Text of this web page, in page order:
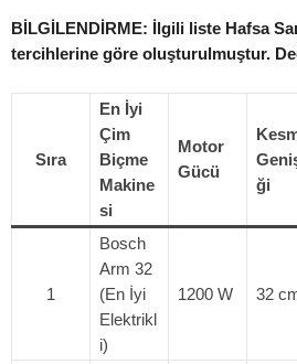
BİLGİLENDİRME: İlgili liste Hafsa
tercihlerine göre oluşturulmuştur.
Sıra
En İyi
Çim
Biçme
Makine
si
Motor
Gücü
ği
1
Bosch
Arm 32
(En İyi
Elektrikl
i)
1200 W 32